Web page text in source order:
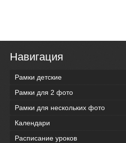
Навигация
Рамки детские
Рамки для 2 фото
Рамки для нескольких фото
Календари
Расписание уроков